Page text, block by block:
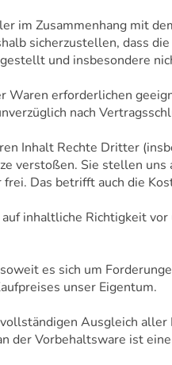
im Zusammenhang mit
sicherzustellen, dass
und insbesondere
erforderlichen
nach
Inhalt Rechte Dritter
verstoßen. Sie stellen
Das betrifft auch die
inhaltliche Richtigkeit
es sich um
unser Eigentum.
Ausgleich
der Vorbehaltsware ist